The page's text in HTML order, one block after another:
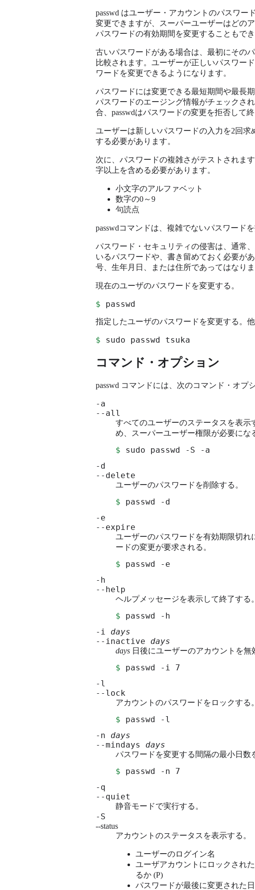
passwd はユーザー・アカウントのパスワ
変更できますが、スーパーユーザーはどの
パスワードの有効期間を変更することもでき
古いパスワードがある場合は、最初にその
比較されます。ユーザーが正しいパスワー
ワードを変更できるようになります。
パスワードには変更できる最短期間や最長
パスワードのエージング情報がチェックさ
合、passwdはパスワードの変更を拒否して終
ユーザーは新しいパスワードの入力を2回
する必要があります。
次に、パスワードの複雑さがテストされま
字以上を含める必要があります。
小文字のアルファベット
数字の0～9
句読点
passwdコマンドは、複雑でないパスワードを
パスワード・セキュリティの侵害は、通常
いるパスワードや、書き留めておく必要が
号、生年月日、または住所であってはなり
現在のユーザのパスワードを変更する。
$ passwd
指定したユーザのパスワードを変更する。
$ sudo passwd tsuka
コマンド・オプション
passwd コマンドには、次のコマンド・オプ
-a
--all
すべてのユーザーのステータスを表示
め、スーパーユーザー権限が必要にな
$ sudo passwd -S -a
-d
--delete
ユーザーのパスワードを削除する。
$ passwd -d
-e
--expire
ユーザーのパスワードを有効期限切
ードの変更が要求される。
$ passwd -e
-h
--help
ヘルプメッセージを表示して終了する。
$ passwd -h
-i days
--inactive days
days 日後にユーザーのアカウントを
$ passwd -i 7
-l
--lock
アカウントのパスワードをロックする。
$ passwd -l
-n days
--mindays days
パスワードを変更する間隔の最小日数
$ passwd -n 7
-q
--quiet
静音モードで実行する。
-S
--status
アカウントのステータスを表示する。
ユーザーのログイン名
ユーザアカウントにロックされ
るか (P)
パスワードが最後に変更された